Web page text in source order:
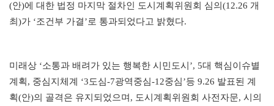
(안)에 대한 법정 마지막 절차인 도시계획위원회 심의 (12.26 개
최 )가 ‘조건부 가결’로 통과되었다고 밝혔다.
미래상 ‘소통과 배려가 있는 행복한 시민도시 ’, 5대 핵심이슈별
계획, 중심지체계 ‘3도심-7광역중심-12중심’등 9.26 발표된 계
획(안)의 골격은 유지되었으며 , 도시계획위원회 사전자문, 시의